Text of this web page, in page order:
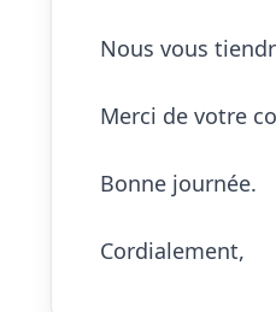
Nous vous
Merci de votre
Bonne journée.